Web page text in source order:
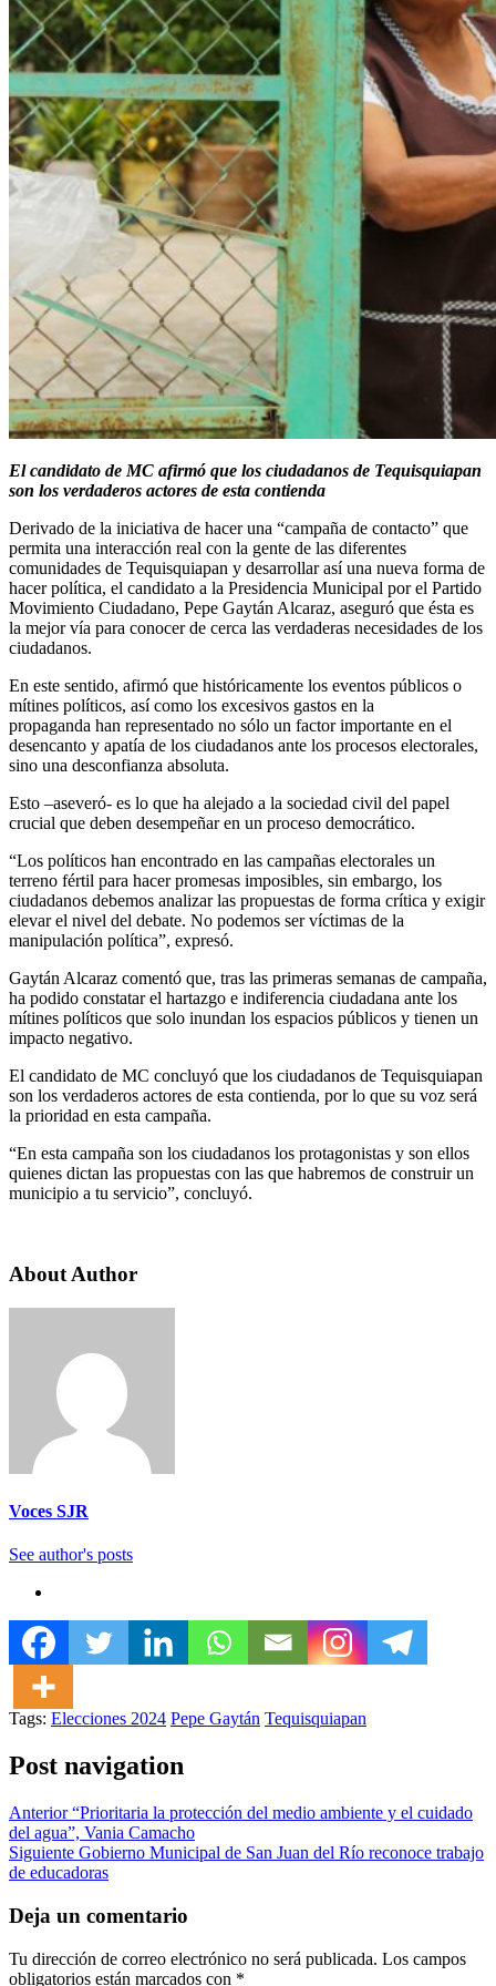
El candidato de MC afirmó que los ciudadanos de Tequisquiapan
son los verdaderos actores de esta contienda
Derivado de la iniciativa de hacer una “campaña de contacto” que
permita una interacción real con la gente de las diferentes
comunidades de Tequisquiapan y desarrollar así una nueva forma de
hacer política, el candidato a la Presidencia Municipal por el Partido
Movimiento Ciudadano, Pepe Gaytán Alcaraz, aseguró que ésta es
la mejor vía para conocer de cerca las verdaderas necesidades de los
ciudadanos.
En este sentido, afirmó que históricamente los eventos públicos o
mítines políticos, así como los excesivos gastos en la
propaganda han representado no sólo un factor importante en el
desencanto y apatía de los ciudadanos ante los procesos electorales,
sino una desconfianza absoluta.
Esto –aseveró- es lo que ha alejado a la sociedad civil del papel
crucial que deben desempeñar en un proceso democrático.
“Los políticos han encontrado en las campañas electorales un
terreno fértil para hacer promesas imposibles, sin embargo, los
ciudadanos debemos analizar las propuestas de forma crítica y exigir
elevar el nivel del debate. No podemos ser víctimas de la
manipulación política”, expresó.
Gaytán Alcaraz comentó que, tras las primeras semanas de campaña,
ha podido constatar el hartazgo e indiferencia ciudadana ante los
mítines políticos que solo inundan los espacios públicos y tienen un
impacto negativo.
El candidato de MC concluyó que los ciudadanos de Tequisquiapan
son los verdaderos actores de esta contienda, por lo que su voz será
la prioridad en esta campaña.
“En esta campaña son los ciudadanos los protagonistas y son ellos
quienes dictan las propuestas con las que habremos de construir un
municipio a tu servicio”, concluyó.
About Author
Voces SJR
See author's posts
Tags: Elecciones 2024 Pepe Gaytán Tequisquiapan
Post navigation
Anterior“Prioritaria la protección del medio ambiente y el cuidado
del agua”, Vania Camacho
Siguiente Gobierno Municipal de San Juan del Río reconoce trabajo
de educadoras
Deja un comentario
Tu dirección de correo electrónico no será publicada. Los campos
obligatorios están marcados con *